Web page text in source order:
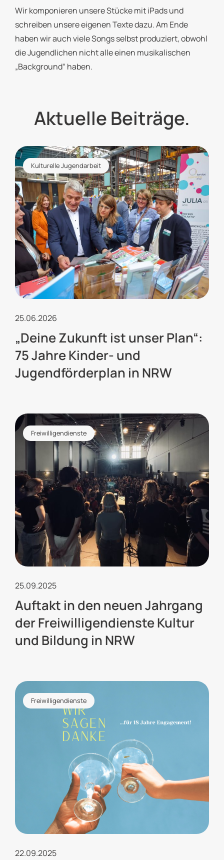
Wir komponieren unsere Stücke mit iPads und
schreiben unsere eigenen Texte dazu. Am Ende
haben wir auch viele Songs selbst produziert, obwohl
die Jugendlichen nicht alle einen musikalischen
„Background“ haben.
Aktuelle Beiträge.
Kulturelle Jugendarbeit
25.06.2026
„Deine Zukunft ist unser Plan“:
75 Jahre Kinder- und
Jugendförderplan in NRW
Freiwilligendienste
25.09.2025
Auftakt in den neuen Jahrgang
der Freiwilligendienste Kultur
und Bildung in NRW
Freiwilligendienste
22.09.2025